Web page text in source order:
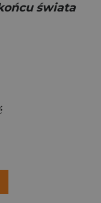
świata